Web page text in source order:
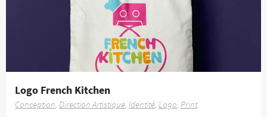
Logo French Kitchen
Conception Direction Artistique Identité Logo Print